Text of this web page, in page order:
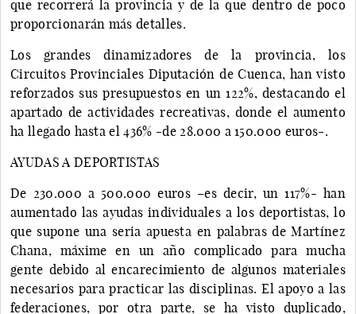
que recorrerá la provincia y de la que dentro de poco
proporcionarán más detalles.
Los grandes dinamizadores de la provincia, los
Circuitos Provinciales Diputación de Cuenca, han visto
reforzados sus presupuestos en un 122%, destacando el
apartado de actividades recreativas, donde el aumento
ha llegado hasta el 436% -de 28.000 a 150.000 euros-.
AYUDAS A DEPORTISTAS
De 230.000 a 500.000 euros –es decir, un 117%- han
aumentado las ayudas individuales a los deportistas, lo
que supone una seria apuesta en palabras de Martínez
Chana, máxime en un año complicado para mucha
gente debido al encarecimiento de algunos materiales
necesarios para practicar las disciplinas. El apoyo a las
federaciones, por otra parte, se ha visto duplicado,